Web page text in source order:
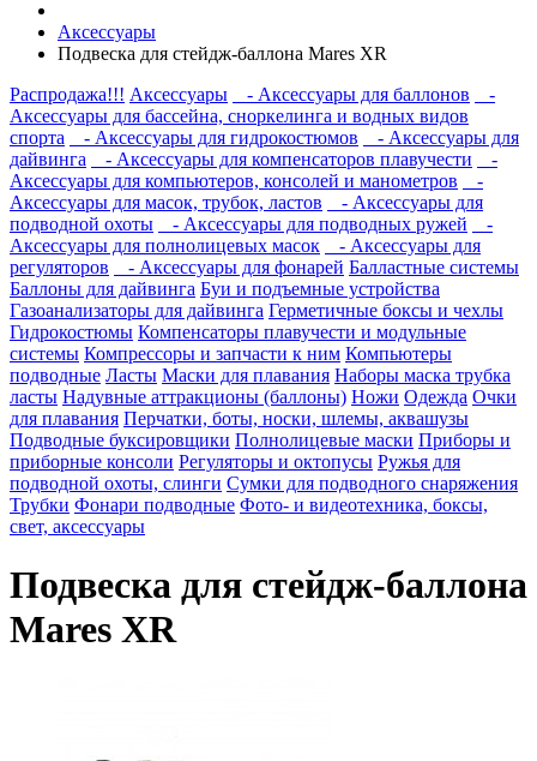
Аксессуары
Подвеска для стейдж-баллона Mares XR
Распродажа!!! Аксессуары - Аксессуары для баллонов
-
Аксессуары для бассейна, сноркелинга и водных видов
спорта
- Аксессуары для гидрокостюмов
- Аксессуары для
дайвинга
- Аксессуары для компенсаторов плавучести
-
Аксессуары для компьютеров, консолей и манометров
-
Аксессуары для масок, трубок, ластов
- Аксессуары для
подводной охоты
- Аксессуары для подводных ружей
-
Аксессуары для полнолицевых масок
- Аксессуары для
регуляторов
- Аксессуары для фонарей Балластные системы
Баллоны для дайвинга Буи и подъемные устройства
Газоанализаторы для дайвинга Герметичные боксы и чехлы
Гидрокостюмы Компенсаторы плавучести и модульные
системы Компрессоры и запчасти к ним Компьютеры
подводные Ласты Маски для плавания Наборы маска трубка
ласты Надувные аттракционы (баллоны) Ножи Одежда Очки
для плавания Перчатки, боты, носки, шлемы, аквашузы
Подводные буксировщики Полнолицевые маски Приборы и
приборные консоли Регуляторы и октопусы Ружья для
подводной охоты, слинги Сумки для подводного снаряжения
Трубки Фонари подводные Фото- и видеотехника, боксы,
свет, аксессуары
Подвеска для стейдж-баллона
Mares XR